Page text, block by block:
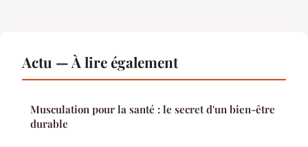
Actu — À lire également
Musculation pour la santé : le secret d'un bien-être
durable